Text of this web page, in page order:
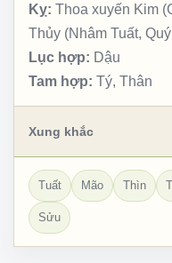
Kỵ: Thoa xuyến Kim
Thủy (Nhâm Tuất,
Lục hợp: Dậu
Tam hợp: Tý, Thân
Xung khắc
Tuất Mão Thìn
Sửu